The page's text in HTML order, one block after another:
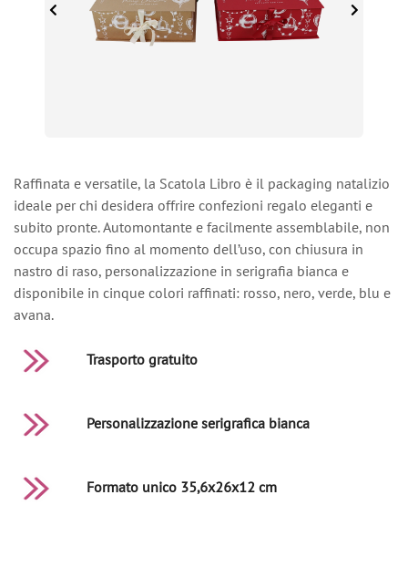
Raffinata e versatile, la Scatola Libro è il packaging natalizio
ideale per chi desidera offrire confezioni regalo eleganti e
subito pronte. Automontante e facilmente assemblabile, non
occupa spazio fino al momento dell’uso, con chiusura in
nastro di raso, personalizzazione in serigrafia bianca e
disponibile in cinque colori raffinati: rosso, nero, verde, blu e
avana.
Trasporto gratuito
Personalizzazione serigrafica bianca
Formato unico 35,6x26x12 cm